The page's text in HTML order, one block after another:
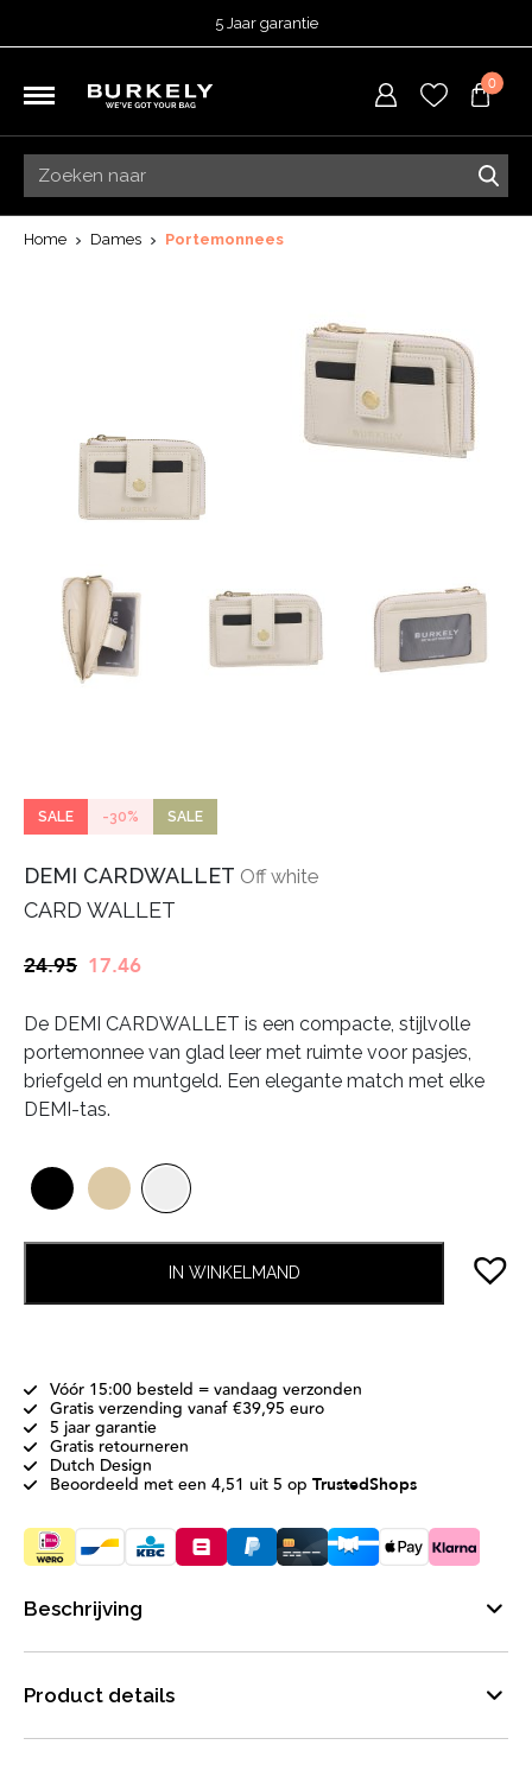
5 Jaar garantie
Besteld voor 15:00 = vandaag verzonden.
0
Home Dames Portemonnees
SALE -30% SALE
DEMI CARDWALLET Off white
CARD WALLET
24.95 Oorspronkelijke
was:
€24.95.
17.46Huidige
is:
€17.46.
De DEMI CARDWALLET is een compacte, stijlvolle
portemonnee van glad leer met ruimte voor pasjes,
briefgeld en muntgeld. Een elegante match met elke
DEMI-tas.
IN WINKELMAND
Vóór 15:00 besteld = vandaag verzonden
Gratis verzending vanaf €39,95 euro
5 jaar garantie
Gratis retourneren
Dutch Design
Beoordeeld met een 4,51 uit 5 op TrustedShops
Beschrijving
Product details